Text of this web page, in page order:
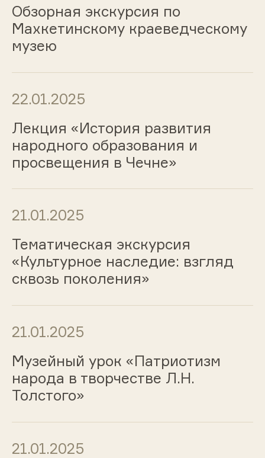
Обзорная экскурсия по
Махкетинскому краеведческому
музею
22.01.2025
Лекция «История развития
народного образования и
просвещения в Чечне»
21.01.2025
Тематическая экскурсия
«Культурное наследие: взгляд
сквозь поколения»
21.01.2025
Музейный урок «Патриотизм
народа в творчестве Л.Н.
Толстого»
21.01.2025